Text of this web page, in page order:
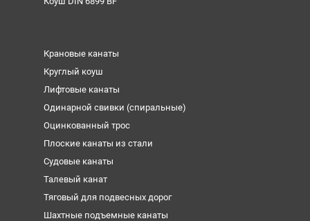
Крановые канаты
Круглый коуш
Лифтовые канаты
Одинарной свивки (спиральные)
Оцинкованный трос
Плоские канаты из стали
Судовые канаты
Талевый канат
Тяговый для подвесных дорог
Шахтные подъемные канаты